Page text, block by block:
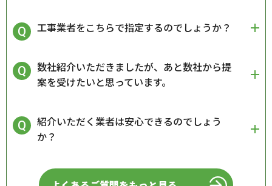
工事業者をこちらで指定するのでしょうか？
数社紹介いただきましたが、あと数社から提
案を受けたいと思っています。
紹介いただく業者は安心できるのでしょう
か？